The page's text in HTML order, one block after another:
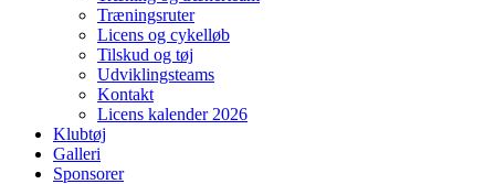
Træningsruter
Licens og cykelløb
Tilskud og tøj
Udviklingsteams
Kontakt
Licens kalender 2026
Klubtøj
Galleri
Sponsorer